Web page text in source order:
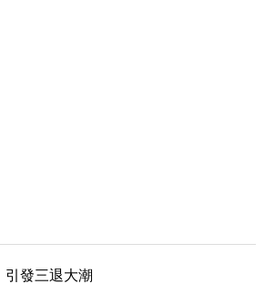
引發三退大潮